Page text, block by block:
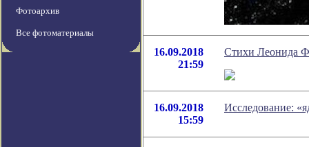
Фотоархив
Все фотоматериалы
16.09.2018
21:59
Стихи Леонида
16.09.2018
15:59
Исследование: